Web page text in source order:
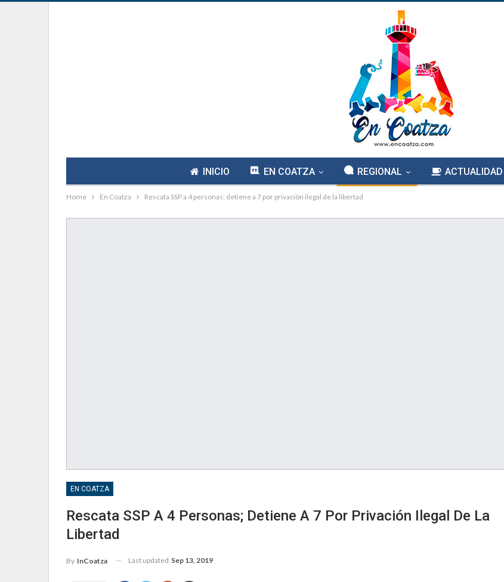
INICIO EN COATZA REGIONAL ACTUALIDAD
Home En Coatza Rescata SSP a 4 personas; detiene a 7 por privación ilegal de la libertad
EN COATZA
Rescata SSP A 4 Personas; Detiene A 7 Por Privación Ilegal De La
Libertad
By InCoatza Last updated Sep 13, 2019